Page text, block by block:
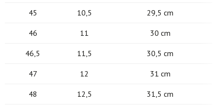
45 10,5 29,5 cm
46 11 30 cm
46,5 11,5 30,5 cm
47 12 31 cm
48 12,5 31,5 cm